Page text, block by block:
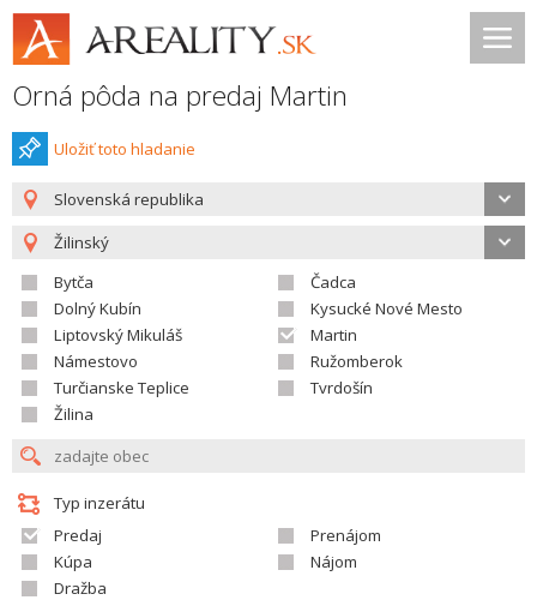
Orná pôda na predaj Martin
Uložiť toto hladanie
Slovenská republika
Žilinský
Bytča
Čadca
Dolný Kubín
Kysucké Nové Mesto
Liptovský Mikuláš
Martin
Námestovo
Ružomberok
Turčianske Teplice
Tvrdošín
Žilina
Typ inzerátu
Predaj
Prenájom
Kúpa
Nájom
Dražba